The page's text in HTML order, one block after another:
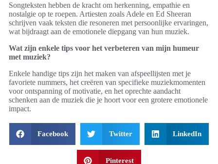
Songteksten hebben de kracht om herkenning, empathie en
nostalgie op te roepen. Artiesten zoals Adele en Ed Sheeran
schrijven vaak teksten die resoneren met persoonlijke ervaringen,
wat bijdraagt aan de emotionele diepgang van hun muziek.
Wat zijn enkele tips voor het verbeteren van mijn humeur
met muziek?
Enkele handige tips zijn het maken van afspeellijsten met je
favoriete nummers, het creëren van specifieke muziekmomenten
voor ontspanning of motivatie, en het oprechte aandacht
schenken aan de muziek die je hoort voor een grotere emotionele
impact.
Facebook Twitter LinkedIn
Pinterest